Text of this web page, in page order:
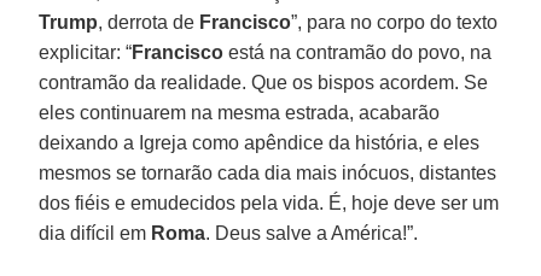
Trump, derrota de Francisco”, para no corpo do texto
explicitar: “Francisco está na contramão do povo, na
contramão da realidade. Que os bispos acordem. Se
eles continuarem na mesma estrada, acabarão
deixando a Igreja como apêndice da história, e eles
mesmos se tornarão cada dia mais inócuos, distantes
dos fiéis e emudecidos pela vida. É, hoje deve ser um
dia difícil em Roma. Deus salve a América!”.